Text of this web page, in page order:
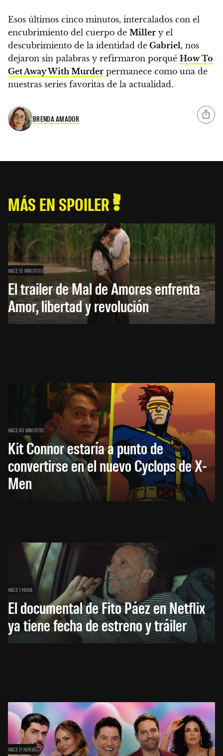
Esos últimos cinco minutos, intercalados con el
encubrimiento del cuerpo de Miller y el
descubrimiento de la identidad de Gabriel, nos
dejaron sin palabras y refirmaron porqué How To
Get Away With Murder permanece como una de
nuestras series favoritas de la actualidad.
BRENDA AMADOR
MÁS EN SPOILER
HACE 13 MINUTOS
El trailer de Mal de Amores enfrenta
Amor, libertad y revolución
HACE 43 MINUTOS
Kit Connor estaría a punto de
convertirse en el nuevo Cyclops de X-
Men
HACE 1 HORA
El documental de Fito Páez en Netflix
ya tiene fecha de estreno y tráiler
HACE 11 HORAS